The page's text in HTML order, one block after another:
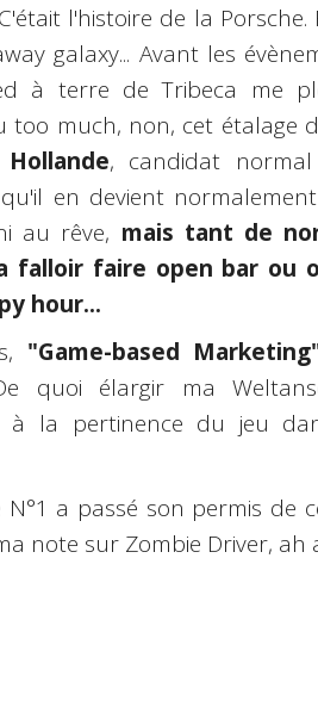
l'histoire de la
galaxy... Avant les
à terre de Tribeca me
too much, non, cet étalage
, candidat
en devient
au rêve, mais tant de
falloir faire open bar ou
hour...
"Game-based
quoi élargir ma
à la pertinence du jeu
a passé son permis de
note sur Zombie Driver, ah